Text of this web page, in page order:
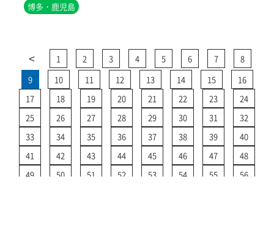
博多・鹿児島
< 1 2 3 4 5 6 7
8
9
10 11 12 13 14 15
16
17
18 19 20 21 22 23
24
25
26 27 28 29 30 31
32
33
34 35 36 37 38 39
40
41
42 43 44 45 46 47
48
49
50 51 52 53 54 55
56